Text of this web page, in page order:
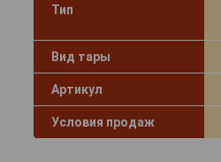
Тип
Вид тары
Артикул
Условия продаж